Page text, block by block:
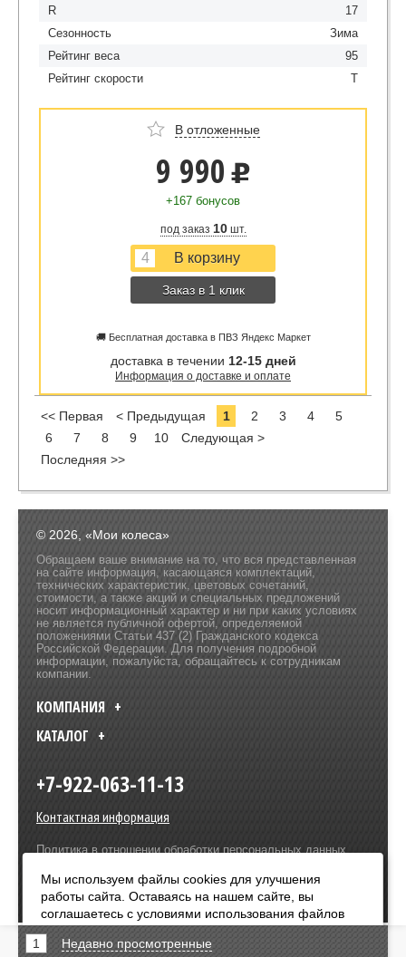
R
17
Сезонность
Зима
Рейтинг веса
95
Рейтинг скорости
T
В отложенные
9 990 u
+167 бонусов
под заказ 10шт.
Заказ в 1 клик
🚚 Бесплатная доставка в ПВЗ Яндекс Маркет
доставка в течении 12-15 дней
Информация о доставке и оплате
<< Первая < Предыдущая 1 2 3 4
5
6
7 8 9 10
Следующая >
Последняя >>
© 2026, «Мои колеса»
Обращаем ваше внимание на то, что вся представленная
на сайте информация, касающаяся комплектаций,
технических характеристик, цветовых сочетаний,
стоимости, а также акций и специальных предложений
носит информационный характер и ни при каких условиях
не является публичной офертой, определяемой
положениями Статьи 437 (2) Гражданского кодекса
Российской Федерации. Для получения подробной
информации, пожалуйста, обращайтесь к сотрудникам
компании.
КОМПАНИЯ
Оплата:
КАТАЛОГ
+7-922-063-11-13
Контактная информация
Политика в отношении обработки персональных данных
1 Недавно просмотренные
Мы используем файлы cookies для улучшения
работы сайта. Оставаясь на нашем сайте, вы
соглашаетесь с условиями использования файлов
cookies. Чтобы ознакомиться с нашими Положениями
о конфиденциальности и об использовании файлов